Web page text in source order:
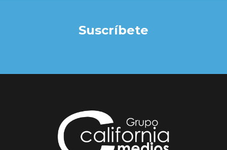
Suscríbete